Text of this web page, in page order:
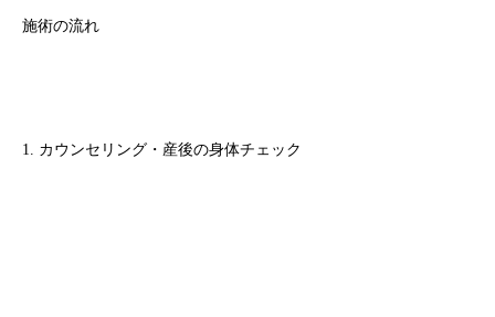
施術の流れ
1. カウンセリング・産後の身体チェック